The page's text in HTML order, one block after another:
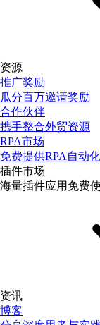
资源
推广奖励
瓜分百万邀请奖励
合作伙伴
携手整合外贸资源
RPA市场
免费提供RPA自动
插件市场
海量插件应用免费
资讯
博客